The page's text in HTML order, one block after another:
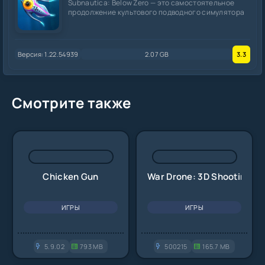
Subnautica: Below Zero — это самостоятельное
продолжение культового подводного симулятора
Версия: 1.22.54939 2.07 GB 3.3
Смотрите также
Chicken Gun
ИГРЫ
5.9.02 793 MB
War Drone: 3D Shooting
ИГРЫ
500215 165.7 MB